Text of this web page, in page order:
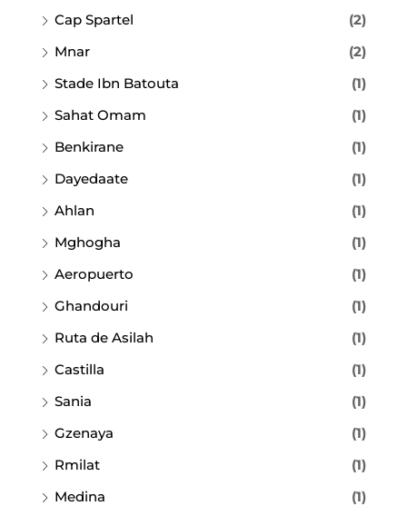
Cap Spartel
(2)
Mnar
(2)
Stade Ibn Batouta
(1)
Sahat Omam
(1)
Benkirane
(1)
Dayedaate
(1)
Ahlan
(1)
Mghogha
(1)
Aeropuerto
(1)
Ghandouri
(1)
Ruta de Asilah
(1)
Castilla
(1)
Sania
(1)
Gzenaya
(1)
Rmilat
(1)
Medina
(1)